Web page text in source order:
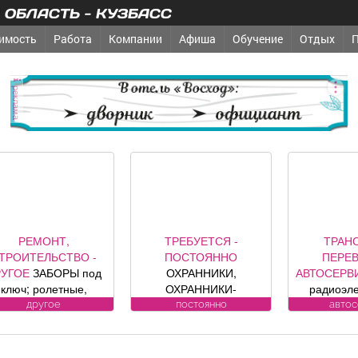
- КУЗБАСС
Работа Компании Афиша Обучение Отдых
реклама
РЕМОНТ,
-
ЗАБОРЫ под
ключ; ролетные,
ворота (от
представителя
другое
ТРЕБУЕТСЯ -
ПОСТОЯННО
ОХРАННИКИ,
ОХРАННИКИ-
ВОДИТЕЛИ Требования
Условия:
постоянно